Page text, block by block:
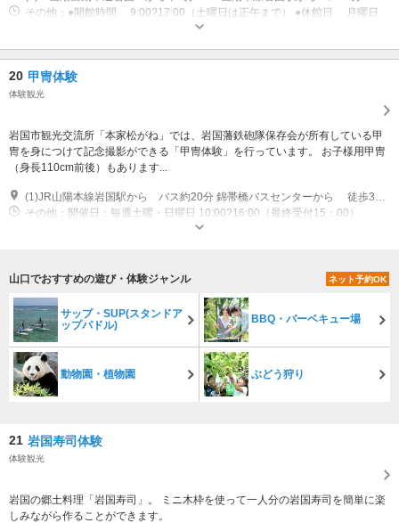
その他：●開館時間 9:00?17:00（土曜日は正午まで） ●休館日 月曜日
（祝日の場合、次の平日）年末年始（12/29?翌年1/3） 維持修繕等により
20 甲冑体験
体験観光
岩国市観光交流所「本家松がね」では、岩国藩鉄砲隊保存会が所有している甲
冑を身につけて記念撮影ができる「甲冑体験」を行っています。 お子様用甲冑
（身長110cm前後）もあります...
(1)JR山陽本線岩国駅から バス約20分 錦帯橋バスセンターから 徒歩3分 山陽自動車道岩国ICから 車10分
その他：開催日：毎週土曜・日曜日 10:00?16:00（最終受付15：00）
山口でおすすめの遊び・体験ジャンル ネット予約OK
サップ・SUP(スタンドア
ップパドル)
BBQ・バーベキュー場
動物園・植物園 ぶどう狩り
21 岩国寿司体験
体験観光
岩国の郷土料理「岩国寿司」。 ミニ木枠を使って一人分の岩国寿司を簡単に楽
しみながら作ることができます。